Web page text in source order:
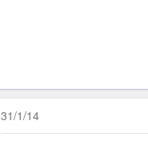
31/1/14